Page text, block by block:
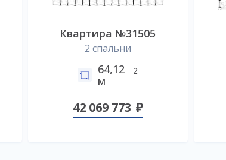
Квартира №31505
2 спальни
64,12
м
2
42 069 773